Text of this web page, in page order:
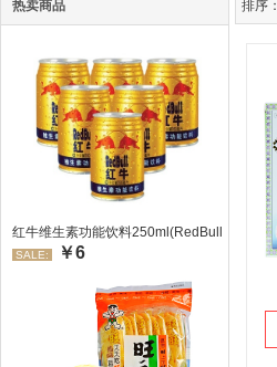
热卖商品
红牛维生素功能饮料250ml(RedBull/红牛)
SALE: ￥6
排序：